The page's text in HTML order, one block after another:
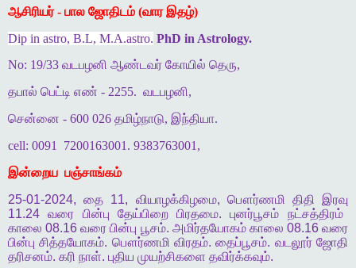
ஆசிரியர் - பால ஜோதிடம் (வார இதழ்)
Dip in astro, B.L, M.A.astro. PhD in Astrology.
No: 19/33 வடபழனி ஆண்டவர் கோயில் தெரு,
தபால் பெட்டி எண் - 2255. வடபழனி,
சென்னை - 600 026 தமிழ்நாடு, இந்தியா.
cell: 0091
7200163001. 9383763001,
இன்றைய பஞ்சாங்கம்
25-01-2024,தை 11, வியாழக்கிழமை, பௌர்ணமி திதி
இரவு
11.24வரை பின்பு தேய்பிறை பிரதமை.புனர்பூசம்
நட்சத்திரம்
காலை 08.16வரை பின்பு பூசம். அமிர்தயோகம் காலை 08.16 வரை
பின்பு சித்தயோகம். பௌர்ணமி விரதம்.தைப்பூசம். வடலூர் ஜோதி
தரிசனம். கரி நாள். புதிய முயற்சிகளை தவிர்க்கவும்.